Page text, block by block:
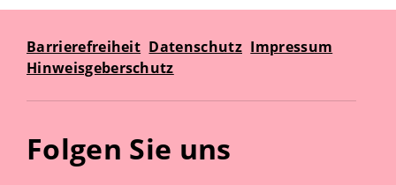
Barrierefreiheit Datenschutz Impressum
Hinweisgeberschutz
Folgen Sie uns